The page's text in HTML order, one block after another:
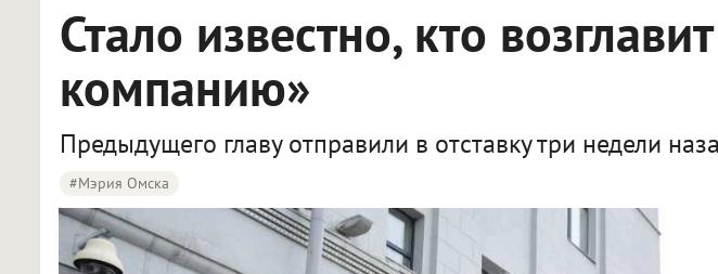
Стало известно, кто
компанию»
Предыдущего главу отправили в отставку три недели
#мэрия Омска